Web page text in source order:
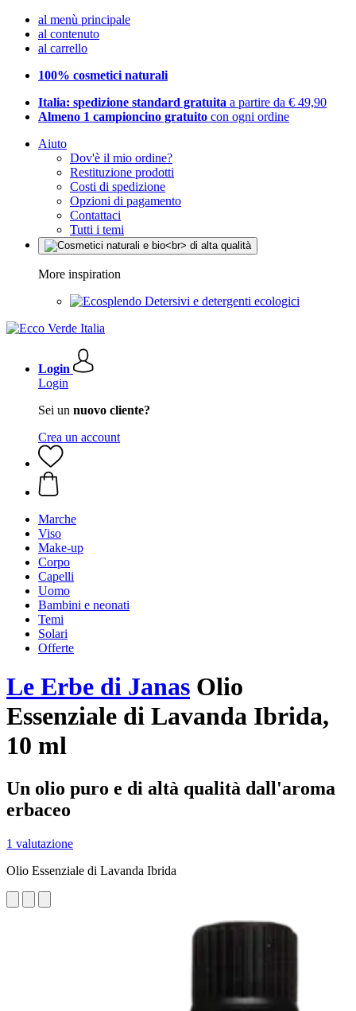
al menù principale
al contenuto
al carrello
100% cosmetici naturali
Italia: spedizione standard gratuita a partire da € 49,90
Almeno 1 campioncino gratuito con ogni ordine
Aiuto
Dov'è il mio ordine?
Restituzione prodotti
Costi di spedizione
Opzioni di pagamento
Contattaci
Tutti i temi
More inspiration
Detersivi e detergenti ecologici
Login
Login
Sei un nuovo cliente?
Crea un account
Marche
Viso
Make-up
Corpo
Capelli
Uomo
Bambini e neonati
Temi
Solari
Offerte
Le Erbe di Janas Olio
Essenziale di Lavanda Ibrida,
10 ml
Un olio puro e di altà qualità dall'aroma
erbaceo
1 valutazione
Olio Essenziale di Lavanda Ibrida